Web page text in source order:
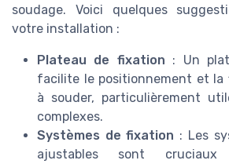
soudage. Voici quelques
votre installation :
Plateau de fixation : Un
facilite le positionnement et la
à souder, particulièrement
complexes.
Systèmes de fixation : Les
ajustables sont